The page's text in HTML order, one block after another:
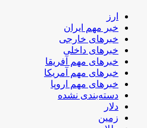
ارز
خبر مهم ایران
خبرهای خارجی
خبرهای داخلی
خبرهای مهم آفریقا
خبرهای مهم آمریکا
خبرهای مهم اروپا
دسته‌بندی نشده
دلار
زمین